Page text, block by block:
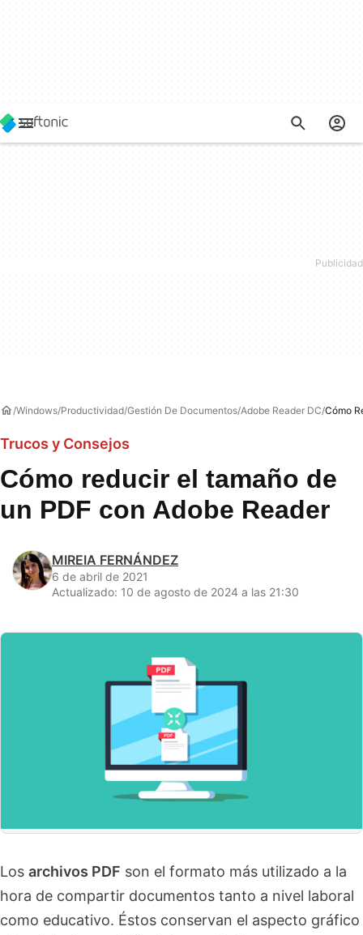
Windows Productividad Gestión De Documentos Adobe Reader DC Cómo
Trucos y Consejos
Cómo reducir el tamaño de
un PDF con Adobe Reader
MIREIA FERNÁNDEZ
6 de abril de 2021
Actualizado: 10 de agosto de 2024 a las 21:30
Los archivos PDF son el formato más utilizado a la
hora de compartir documentos tanto a nivel laboral
como educativo. Éstos conservan el aspecto gráfico